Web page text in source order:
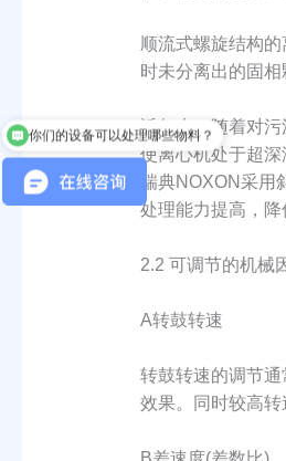
顺流式螺旋结构
时未分离出的固
近年来，随着对
使离心机处于超
瑞典NOXON采
处理能力提高，降
2.2 可调节的机械
A转鼓转速
转鼓转速的调节
效果。同时较高转
你们的设备可以处理哪些物料？